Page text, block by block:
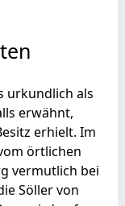
urkundlich als
erwähnt,
erhielt. Im
örtlichen
vermutlich bei
Söller von